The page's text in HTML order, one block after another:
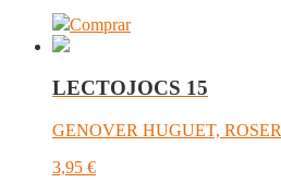
Comprar
LECTOJOCS 15
GENOVER HUGUET, ROSER
3,95 €